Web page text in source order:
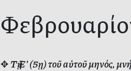
✥Τῇ Ε’ (5ῃ) τοῦ αὐτοῦ μηνός,